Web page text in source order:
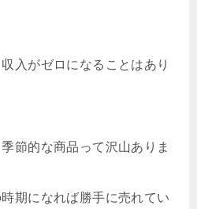
入がゼロになることはあり
節的な商品って沢山ありま
期になれば勝手に売れてい